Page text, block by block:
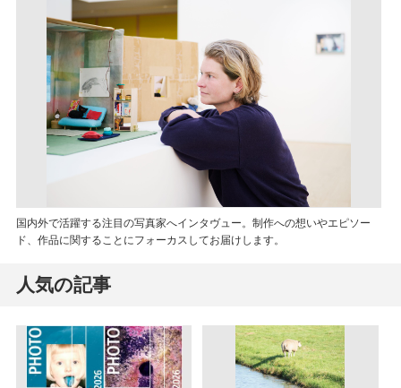
国内外で活躍する注目の写真家へインタヴュー。制作への想いやエピソー
ド、作品に関することにフォーカスしてお届けします。
人気の記事